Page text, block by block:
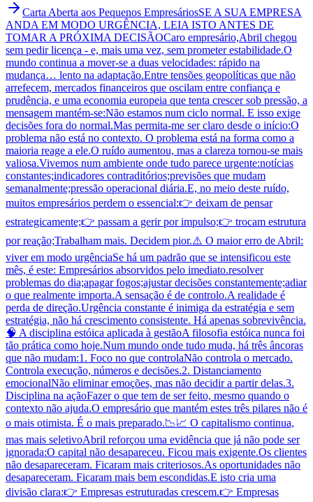
Carta Aberta aos Pequenos EmpresáriosSE A SUA EMPRESA
ANDA EM MODO URGÊNCIA, LEIA ISTO ANTES DE
TOMAR A PRÓXIMA DECISÃOCaro empresário,Abril chegou
sem pedir licença - e, mais uma vez, sem prometer estabilidade.O
mundo continua a mover-se a duas velocidades: rápido na
mudança… lento na adaptação.Entre tensões geopolíticas que não
arrefecem, mercados financeiros que oscilam entre confiança e
prudência, e uma economia europeia que tenta crescer sob pressão, a
mensagem mantém-se:Não estamos num ciclo normal. E isso exige
decisões fora do normal.Mas permita-me ser claro desde o início:O
problema não está no contexto. O problema está na forma como a
maioria reage a ele.O ruído aumentou, mas a clareza tornou-se mais
valiosa.Vivemos num ambiente onde tudo parece urgente:notícias
constantes;indicadores contraditórios;previsões que mudam
semanalmente;pressão operacional diária.E, no meio deste ruído,
muitos empresários perdem o essencial:👉 deixam de pensar
estrategicamente;👉 passam a gerir por impulso;👉 trocam estrutura
por reação;Trabalham mais. Decidem pior.⚠️ O maior erro de Abril:
viver em modo urgênciaSe há um padrão que se intensificou este
mês, é este: Empresários absorvidos pelo imediato.resolver
problemas do dia;apagar fogos;ajustar decisões constantemente;adiar
o que realmente importa.A sensação é de controlo.A realidade é
perda de direção.Urgência constante é inimiga da estratégia e sem
estratégia, não há crescimento consistente. Há apenas sobrevivência.
🧠 A disciplina estóica aplicada à gestãoA filosofia estóica nunca foi
tão prática como hoje.Num mundo onde tudo muda, há três âncoras
que não mudam:1. Foco no que controlaNão controla o mercado.
Controla execução, números e decisões.2. Distanciamento
emocionalNão eliminar emoções, mas não decidir a partir delas.3.
Disciplina na açãoFazer o que tem de ser feito, mesmo quando o
contexto não ajuda.O empresário que mantém estes três pilares não é
o mais otimista. É o mais preparado.📉📈 O capitalismo continua,
mas mais seletivoAbril reforçou uma evidência que já não pode ser
ignorada:O capital não desapareceu. Ficou mais exigente.Os clientes
não desapareceram. Ficaram mais criteriosos.As oportunidades não
desapareceram. Ficaram mais bem escondidas.E isto cria uma
divisão clara:👉 Empresas estruturadas crescem.👉 Empresas